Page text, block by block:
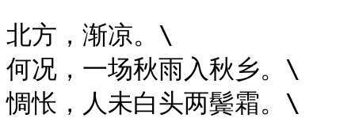
北方，渐凉。\
何况，一场秋雨入秋乡。\
惆怅，人未白头两鬓霜。\